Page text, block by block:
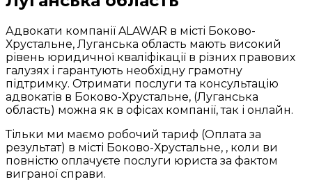
Адвокати компанії ALAWAR в місті Боково-
Хрустальне, Луганська область мають високий
рівень юридичної кваліфікації в різних правових
галузях і гарантують необхідну грамотну
підтримку. Отримати послуги та консультацію
адвокатів в Боково-Хрустальне, (Луганська
область) можна як в офісах компанії, так і онлайн.
Тільки ми маємо робочий тариф (Оплата за
результат) в місті Боково-Хрустальне, , коли ви
повністю оплачуєте послуги юриста за фактом
виграної справи.